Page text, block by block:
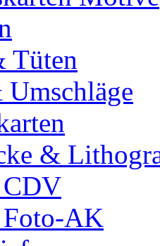
Tüten
&
AK